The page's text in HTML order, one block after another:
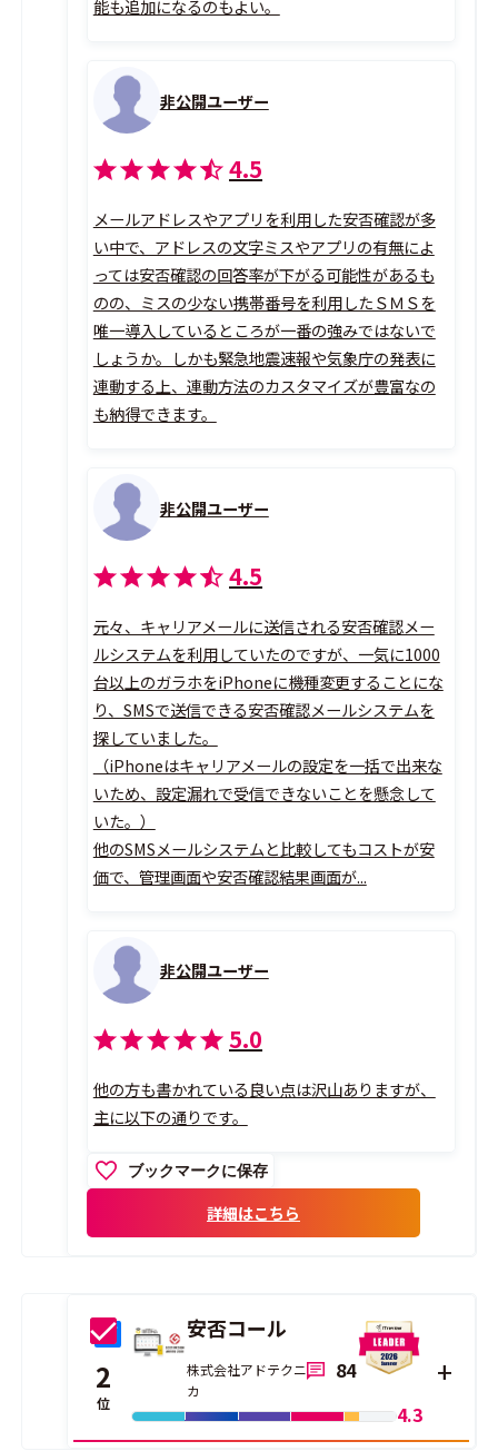
能も追加になるのもよい。
非公開ユーザー
4.5
メールアドレスやアプリを利用した安否確認が多
い中で、アドレスの文字ミスやアプリの有無によ
っては安否確認の回答率が下がる可能性があるも
のの、ミスの少ない携帯番号を利用したＳＭＳを
唯一導入しているところが一番の強みではないで
しょうか。しかも緊急地震速報や気象庁の発表に
連動する上、連動方法のカスタマイズが豊富なの
も納得できます。
非公開ユーザー
4.5
元々、キャリアメールに送信される安否確認メー
ルシステムを利用していたのですが、一気に1000
台以上のガラホをiPhoneに機種変更することにな
り、SMSで送信できる安否確認メールシステムを
探していました。
（iPhoneはキャリアメールの設定を一括で出来な
いため、設定漏れで受信できないことを懸念して
いた。）
他のSMSメールシステムと比較してもコストが安
価で、管理画面や安否確認結果画面が...
非公開ユーザー
5.0
他の方も書かれている良い点は沢山ありますが、
主に以下の通りです。
ブックマークに保存
詳細はこちら
2
位
安否コール
株式会社アドテクニ
カ
84
4.3